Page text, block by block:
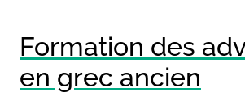
Formation des
en grec ancien